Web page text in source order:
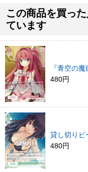
この商品を買っ
ています
『青空の
480円
貸し切りビ
480円